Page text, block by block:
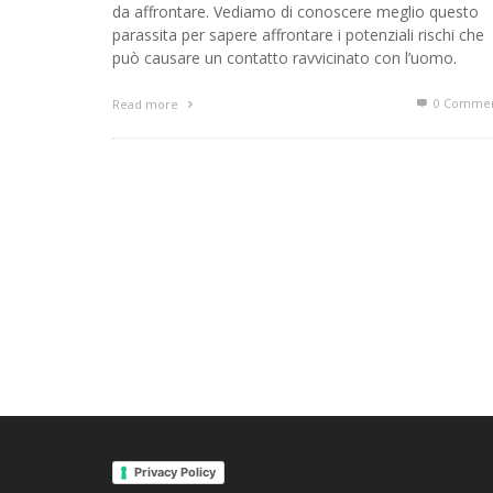
da affrontare. Vediamo di conoscere meglio questo
parassita per sapere affrontare i potenziali rischi che
può causare un contatto ravvicinato con l’uomo.
Read more 0
Privacy Policy